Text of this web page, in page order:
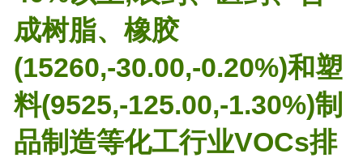
成树脂、橡胶
(15260,-30.00,-0.20%)和塑
料(9525,-125.00,-1.30%)制
品制造等化工行业VOCs排